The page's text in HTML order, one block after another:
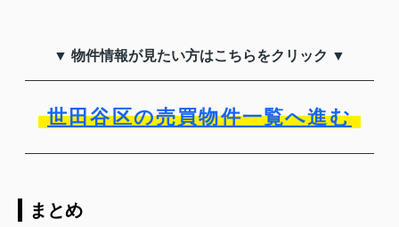
▼ 物件情報が見たい方はこちらをクリック ▼
世田谷区の売買物件一覧へ進む
まとめ